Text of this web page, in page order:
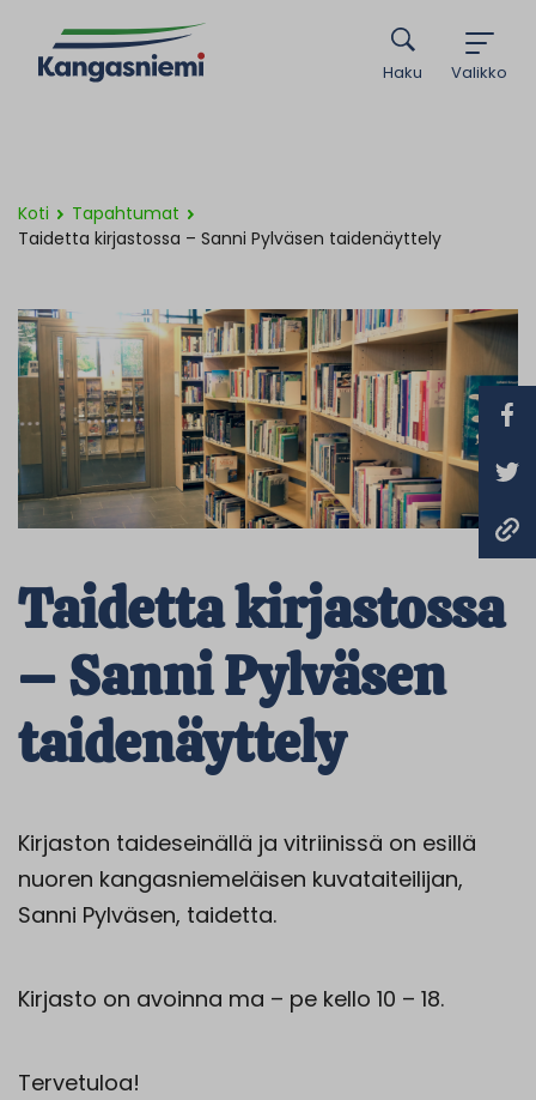
Valikko
Haku
Koti
Tapahtumat
Taidetta kirjastossa – Sanni Pylväsen taidenäyttely
Taidetta kirjastossa
– Sanni Pylväsen
taidenäyttely
Kirjaston taideseinällä ja vitriinissä on esillä
nuoren kangasniemeläisen kuvataiteilijan,
Sanni Pylväsen, taidetta.
Kirjasto on avoinna ma – pe kello 10 – 18.
Tervetuloa!